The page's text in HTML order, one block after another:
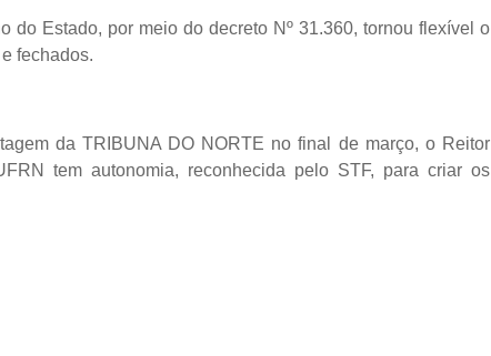
do Estado, por meio do decreto Nº 31.360, tornou flexível o
fechados.
da TRIBUNA DO NORTE no final de março, o Reitor
tem autonomia, reconhecida pelo STF, para criar os